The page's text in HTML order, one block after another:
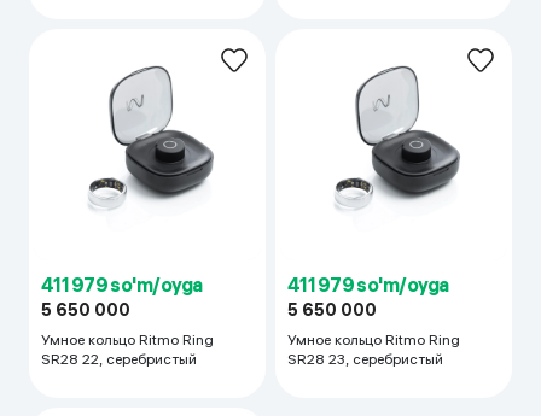
411 979 so'm/oyga
5 650 000
Умное кольцо Ritmo Ring
SR28 22, cеребристый
411 979 so'm/oyga
5 650 000
Умное кольцо Ritmo Ring
SR28 23, cеребристый